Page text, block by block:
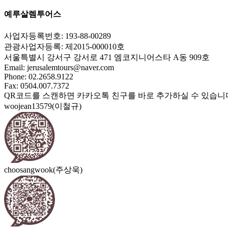
예루살렘투어스
사업자등록번호: 193-88-00289
관광사업자등록: 제2015-000010호
서울특별시 강서구 강서로 471 엠코지니어스타 A동 909호
Email: jerusalemtours@naver.com
Phone: 02.2658.9122
Fax: 0504.007.7372
QR코드를 스캔하면 카카오톡 친구를 바로 추가하실 수 있습니
woojean13579(이철규)
choosangwook(주상욱)